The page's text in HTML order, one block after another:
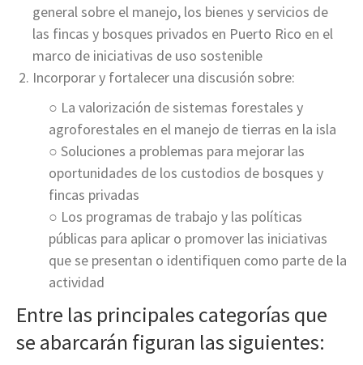
general sobre el manejo, los bienes y servicios de
las fincas y bosques privados en Puerto Rico en el
marco de iniciativas de uso sostenible
Incorporar y fortalecer una discusión sobre:
○ La valorización de sistemas forestales y
agroforestales en el manejo de tierras en la isla
○ Soluciones a problemas para mejorar las
oportunidades de los custodios de bosques y
fincas privadas
○ Los programas de trabajo y las políticas
públicas para aplicar o promover las iniciativas
que se presentan o identifiquen como parte de la
actividad
Entre las principales categorías que
se abarcarán figuran las siguientes: